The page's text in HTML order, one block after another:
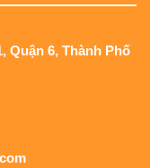
70 tuổi của chùa
Quận 6, Thành Phố